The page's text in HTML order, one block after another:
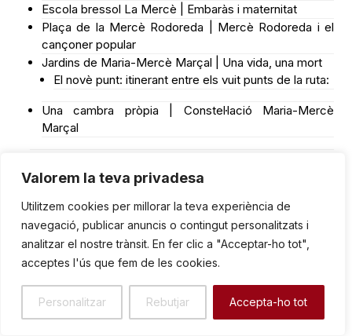
Valorem la teva privadesa
Utilitzem cookies per millorar la teva experiència de
navegació, publicar anuncis o contingut personalitzats i
analitzar el nostre trànsit. En fer clic a "Acceptar-ho tot",
acceptes l'ús que fem de les cookies.
Personalitzar Rebutjar Accepta-ho tot
Escola bressol La Mercè | Embaràs i maternitat
Plaça de la Mercè Rodoreda | Mercè Rodoreda i el
cançoner popular
Jardins de Maria-Mercè Marçal | Una vida, una mort
El novè punt: itinerant entre els vuit punts de la ruta:
Una cambra pròpia | Constel·lació Maria-Mercè
Marçal
Ruta Maria-Mercè Marçal | Ajuntament de
Sant Boi de Llobregat
De l’Institut Rubió i Ors a la plaça de la República una